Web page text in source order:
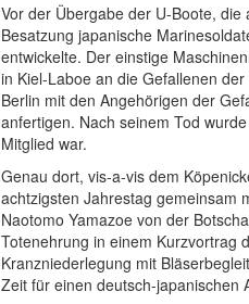
Vor der Übergabe der U-Boote,
Besatzung japanische
entwickelte. Der einstige
in Kiel-Laboe an die Gefallenen
Berlin mit den Angehörigen der
anfertigen. Nach seinem Tod
Mitglied war.
Genau dort, vis-a-vis dem
achtzigsten Jahrestag gemeinsam
Naotomo Yamazoe von der
Totenehrung in einem Kurzvortrag
Kranzniederlegung mit
Zeit für einen deutsch-japanischen